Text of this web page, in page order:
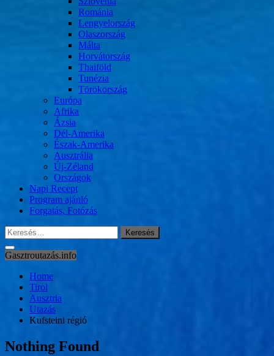
Románia
Lengyelország
Olaszország
Málta
Horvátország
Thaiföld
Tunézia
Törökország
Európa
Afrika
Ázsia
Dél-Amerika
Észak-Amerika
Ausztrália
Új-Zéland
Országok
Napi Recept
Program ajánló
Forgatás, Fotózás
Keresés:
Gasztroutazás.info
Home
Tirol
Ausztria
Utazás
Kufsteini régió
Nothing Found